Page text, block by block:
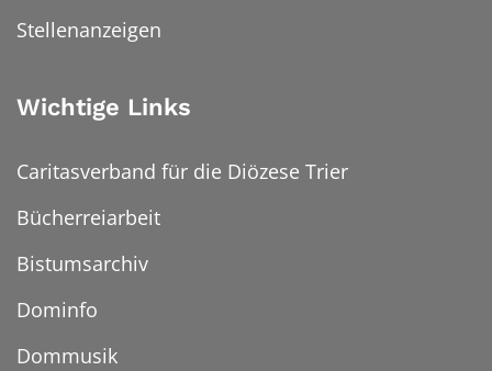
Stellenanzeigen
Wichtige Links
Caritasverband für die Diözese Trier
Bücherreiarbeit
Bistumsarchiv
Dominfo
Dommusik